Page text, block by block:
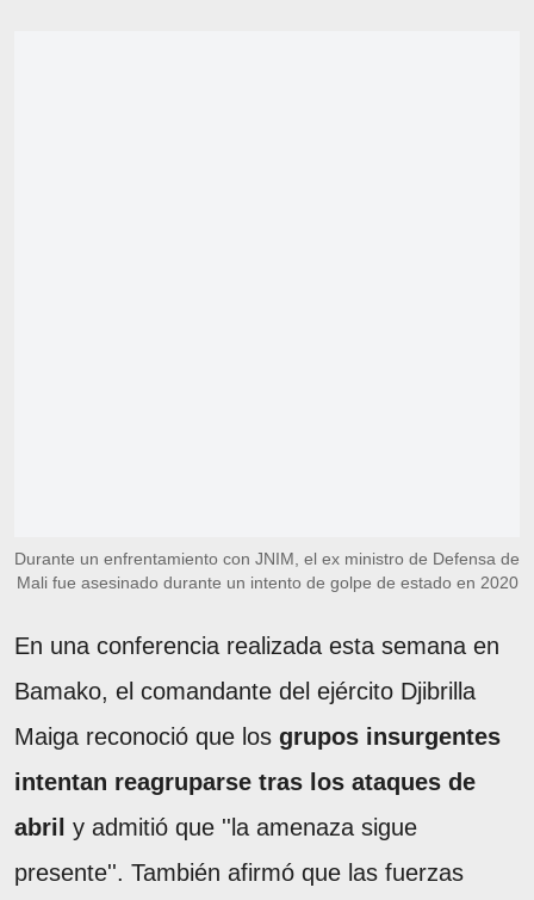
Durante un enfrentamiento con JNIM, el ex ministro de Defensa de
Mali fue asesinado durante un intento de golpe de estado en 2020
En una conferencia realizada esta semana en
Bamako, el comandante del ejército Djibrilla
Maiga reconoció que los grupos insurgentes
intentan reagruparse tras los ataques de
abril y admitió que ''la amenaza sigue
presente''. También afirmó que las fuerzas